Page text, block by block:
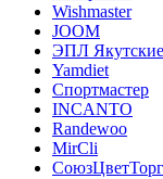
Wishmaster
JOOM
ЭПЛ
Yamdiet
Спортмастер
INCANTO
Randewoo
MirCli
СоюзЦветТорг